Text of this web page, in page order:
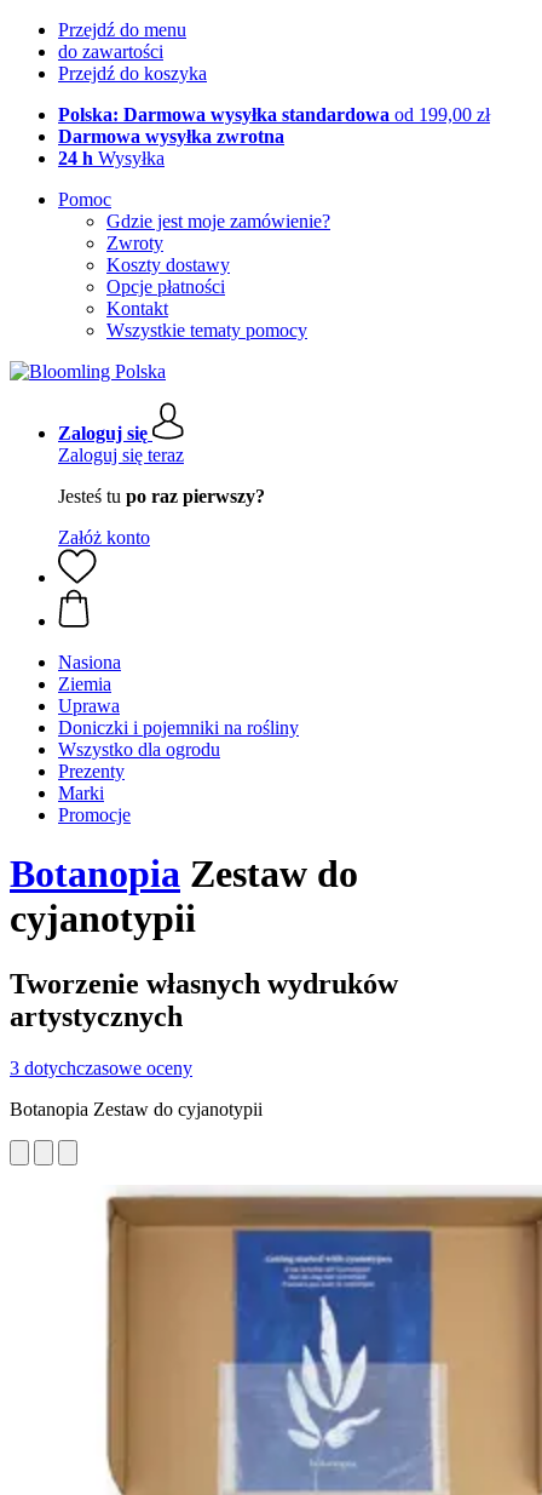
Przejdź do menu
do zawartości
Przejdź do koszyka
Polska: Darmowa wysyłka standardowa od 199,00 zł
Darmowa wysyłka zwrotna
24 h Wysyłka
Pomoc
Gdzie jest moje zamówienie?
Zwroty
Koszty dostawy
Opcje płatności
Kontakt
Wszystkie tematy pomocy
Zaloguj się
Zaloguj się teraz
Jesteś tu po raz pierwszy?
Załóż konto
Nasiona
Ziemia
Uprawa
Doniczki i pojemniki na rośliny
Wszystko dla ogrodu
Prezenty
Marki
Promocje
Botanopia Zestaw do
cyjanotypii
Tworzenie własnych wydruków
artystycznych
3 dotychczasowe oceny
Botanopia Zestaw do cyjanotypii